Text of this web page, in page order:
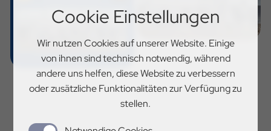
Cookie Einstellungen
Wir nutzen Cookies auf unserer Website. Einige
von ihnen sind technisch notwendig, während
andere uns helfen, diese Website zu verbessern
oder zusätzliche Funktionalitäten zur Verfügung zu
stellen.